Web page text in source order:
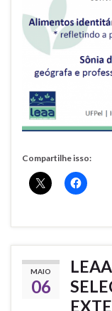
Compartilhe isso:
MAIO
06